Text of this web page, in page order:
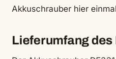
Akkuschrauber hier
Lieferumfang des